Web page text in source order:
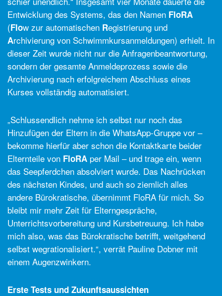
Entwicklung des Systems, das den Namen FloRA
(Flow zur automatischen Registrierung und
Archivierung von Schwimmkursanmeldungen) erhielt. In
dieser Zeit wurde nicht nur die Anfragenbeantwortung,
sondern der gesamte Anmeldeprozess sowie die
Archivierung nach erfolgreichem Abschluss eines
Kurses vollständig automatisiert.
„Schlussendlich nehme ich selbst nur noch das
Hinzufügen der Eltern in die WhatsApp-Gruppe vor –
bekomme hierfür aber schon die Kontaktkarte beider
Elternteile von FloRA per Mail – und trage ein, wenn
das Seepferdchen absolviert wurde. Das Nachrücken
des nächsten Kindes, und auch so ziemlich alles
andere Bürokratische, übernimmt FloRA für mich. So
bleibt mir mehr Zeit für Elterngespräche,
Unterrichtsvorbereitung und Kursbetreuung. Ich habe
mich also, was das Bürokratische betrifft, weitgehend
selbst wegrationalisiert.“, verrät Pauline Dobner mit
einem Augenzwinkern.
Erste Tests und Zukunftsaussichten